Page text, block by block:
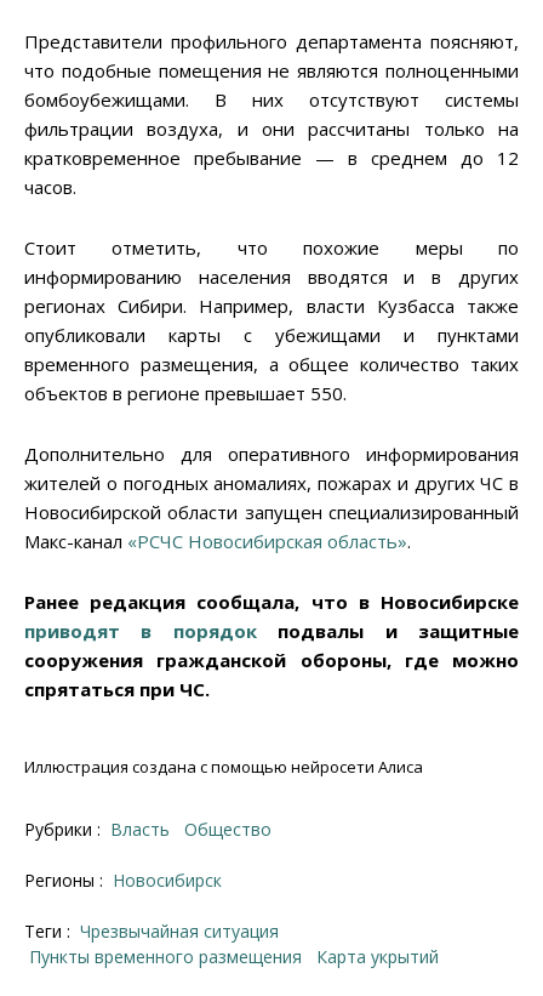
Представители профильного департамента поясняют,
что подобные помещения не являются полноценными
бомбоубежищами. В них отсутствуют системы
фильтрации воздуха, и они рассчитаны только на
кратковременное пребывание — в среднем до 12
часов.
Стоит отметить, что похожие меры по
информированию населения вводятся и в других
регионах Сибири. Например, власти Кузбасса также
опубликовали карты с убежищами и пунктами
временного размещения, а общее количество таких
объектов в регионе превышает 550.
Дополнительно для оперативного информирования
жителей о погодных аномалиях, пожарах и других ЧС в
Новосибирской области запущен специализированный
Mакс-канал «РСЧС Новосибирская область».
Ранее редакция сообщала, что в Новосибирске
приводят в порядокподвалы и защитные
сооружения гражданской обороны, где можно
спрятаться при ЧС.
Иллюстрация создана с помощью нейросети Алиса
Рубрики : Власть Общество
Регионы : Новосибирск
Теги :
чрезвычайная ситуация
пункты временного размещения
карта укрытий